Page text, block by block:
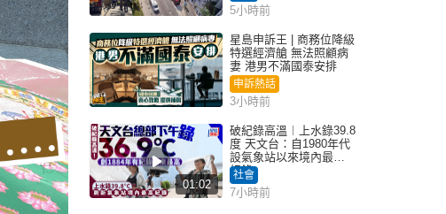
5小時前
星島申訴王 | 商務位降級
特選經濟艙 無法照顧病
妻 港男不滿國泰安排
申訴熱話
3小時前
01:02
破紀錄高溫︱上水錄39.8
度 天文台：自1980年代
設氣象站以來境內最高
紀錄
社會
7小時前